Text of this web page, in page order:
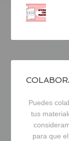
Puedes
tus
para que